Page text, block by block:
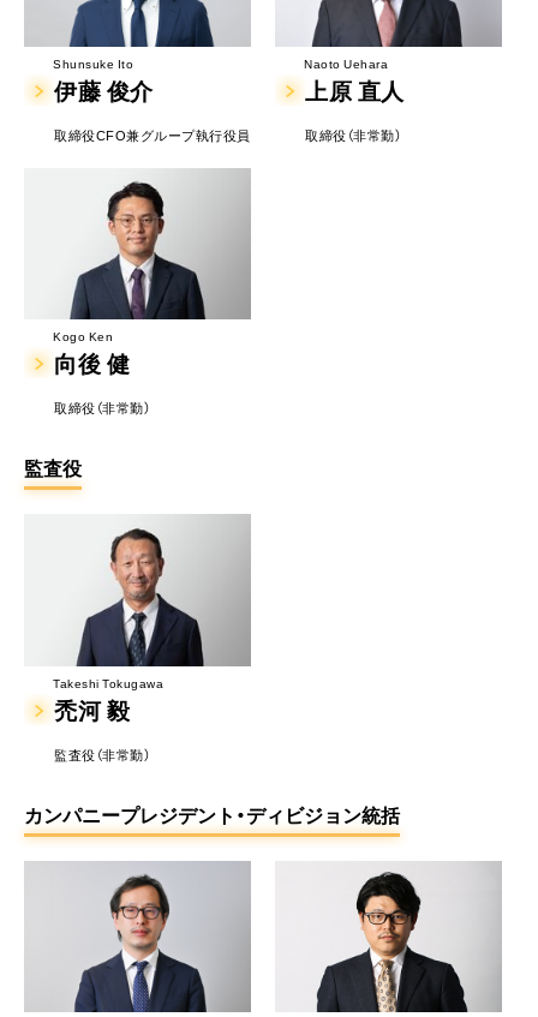
Shunsuke Ito
伊藤 俊介
取締役CFO兼グループ執行役員
Naoto Uehara
上原 直人
取締役（非常勤）
Kogo Ken
向後 健
取締役（非常勤）
監査役
Takeshi Tokugawa
禿河 毅
監査役（非常勤）
カンパニープレジデント・ディビジョン統括